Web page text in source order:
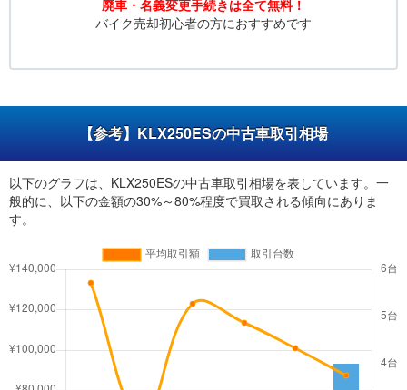
廃車・名義変更手続きは全て無料！
バイク売却初心者の方におすすめです
【参考】KLX250ESの中古車取引相場
以下のグラフは、KLX250ESの中古車取引相場を表しています。一
般的に、以下の金額の30%～80%程度で買取される傾向にありま
す。